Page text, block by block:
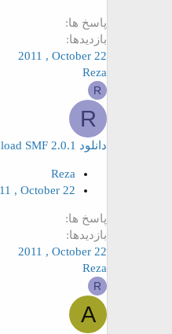
پاسخ ها
بازدیدها
2011 , October 22
Reza
R
R
دانلود Download SMF 2.0.1
Reza
, October 22
پاسخ ها
بازدیدها
2011 , October 22
Reza
R
A